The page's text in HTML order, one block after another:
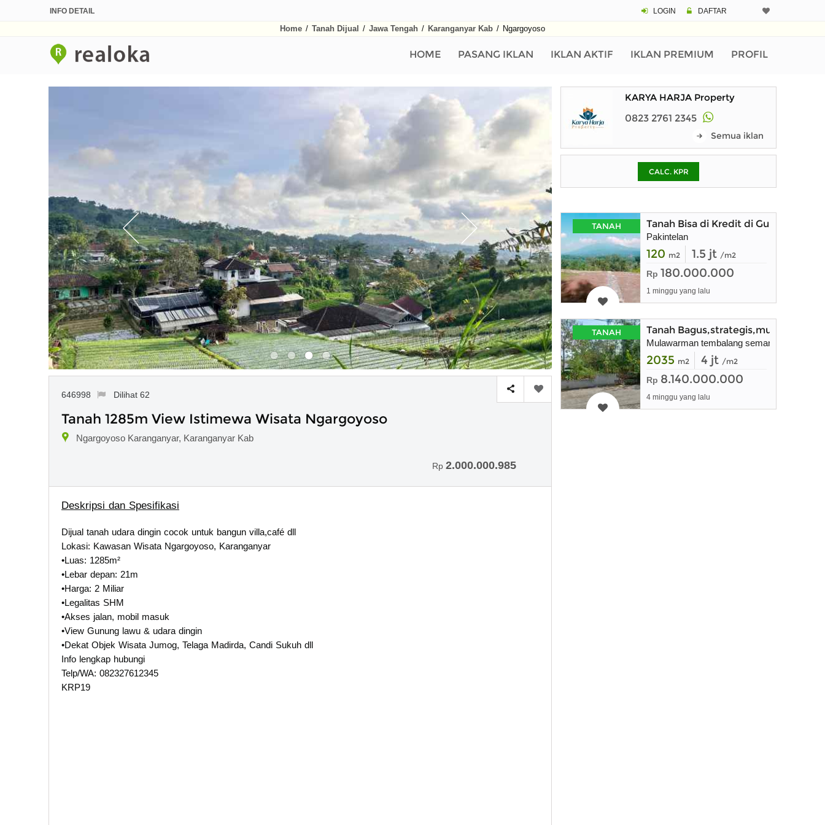
INFO DETAIL LOGIN DAFTAR
Home / Tanah Dijual / Jawa Tengah / Karanganyar Kab / Ngargoyoso
HOME PASANG IKLAN IKLAN AKTIF IKLAN PREMIUM PROFIL
646998 Dilihat 62
Tanah 1285m View Istimewa Wisata Ngargoyoso
Ngargoyoso Karanganyar, Karanganyar Kab
Rp 2.000.000.985
Deskripsi dan Spesifikasi
Dijual tanah udara dingin cocok untuk bangun villa,café dll
Lokasi: Kawasan Wisata Ngargoyoso, Karanganyar
•Luas: 1285m²
•Lebar depan: 21m
•Harga: 2 Miliar
•Legalitas SHM
•Akses jalan, mobil masuk
•View Gunung lawu & udara dingin
•Dekat Objek Wisata Jumog, Telaga Madirda, Candi Sukuh dll
Info lengkap hubungi
Telp/WA: 082327612345
KRP19
Pinjaman (PIN)
pada kotak-
KARYA HARJA Property
0823 2761 2345
Semua iklan
CALC. KPR
TANAH Tanah Bisa di Kredit di Gunungpati
Pakintelan
120 m2 1.5 jt /m2
Rp 180.000.000
1 minggu yang lalu
TANAH Tanah
Mulawarman tembalang semarang
2035 m2 4 jt /m2
Rp 8.140.000.000
4 minggu yang lalu